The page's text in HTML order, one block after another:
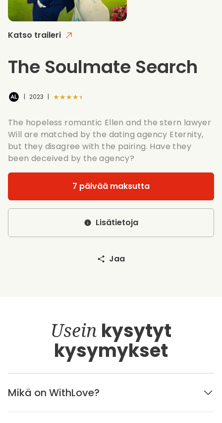
Katso traileri
The Soulmate Search
| 2023 | ★★★★★
The hopeless romantic Ellen and the stern lawyer
Will are matched by the dating agency Eternity,
but they disagree with the pairing. Have they
been deceived by the agency?
7 päivää maksutta
Lisätietoja
Jaa
Usein kysytyt
kysymykset
Mikä on WithLove?